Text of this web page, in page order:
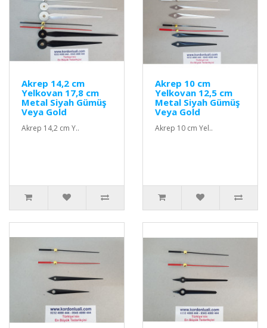
Akrep 14,2 cm
Yelkovan 17,8 cm
Metal Siyah Gümüş
Veya Gold
Akrep 14,2 cm Y..
Akrep 10 cm
Yelkovan 12,5 cm
Metal Siyah Gümüş
Veya Gold
Akrep 10 cm Yel..